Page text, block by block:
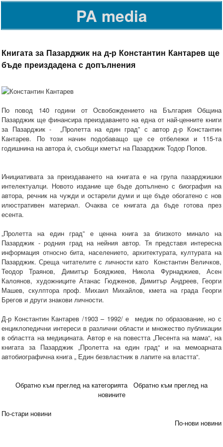
PA media
Книгата за Пазарджик на д-р Константин Кантарев ще
бъде преиздадена с допълнения
По повод 140 години от Освобождението на България Община
Пазарджик ще финансира преиздаването на една от най-ценните книги
за Пазарджик - „Пролетта на един град” с автор д-р Константин
Кантарев. По този начин подобаващо ще се отбележи и 115-та
годишнина на автора ѝ, съобщи кметът на Пазарджик Тодор Попов.
Инициативата за преиздаването на книгата е на група пазарджишки
интелектуалци. Новото издание ще бъде допълнено с биография на
автора, речник на чужди и остарели думи и ще бъде обогатено с нов
илюстративен материал. Очаква се книгата да бъде готова през
есента.
„Пролетта на един град” е ценна книга за близкото минало на
Пазарджик - родния град на нейния автор. Тя представя интересна
информация относно бита, населението, архитектурата, културата на
Пазарджик. Среща читателите с личности като Константин Величков,
Теодор Траянов, Димитър Бояджиев, Никола Фурнаджиев, Асен
Калоянов, художниците Атанас Гюдженов, Димитър Андреев, Георги
Машев, скулптора проф. Михаил Михайлов, кмета на града Георги
Брегов и други знакови личности.
Д-р Константин Кантарев /1903 – 1992/ е медик по образование, но с
енциклопедични интереси в различни области и множество публикации
в областта на медицината. Автор е на повестта „Песента на мама“, на
книгата за Пазарджик „Пролетта на един град“ и на мемоарната
автобиографична книга „ Един безвластник в лапите на властта“.
Обратно към преглед на категорията
Обратно към преглед на
новините
По-стари новини
По-нови новини